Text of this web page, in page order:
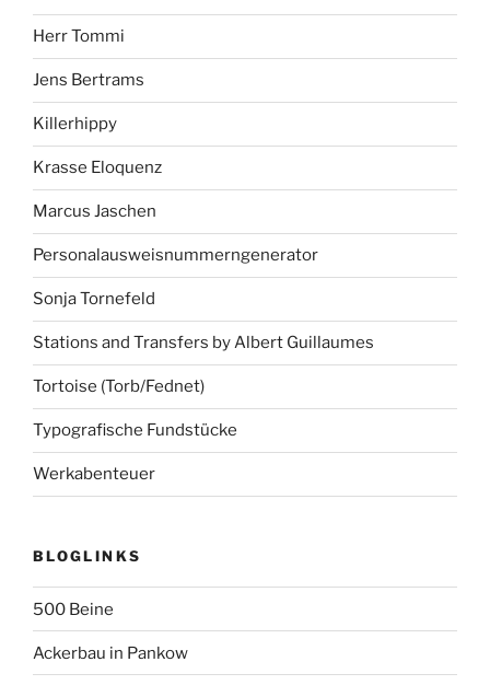
Herr Tommi
Jens Bertrams
Killerhippy
Krasse Eloquenz
Marcus Jaschen
Personalausweisnummerngenerator
Sonja Tornefeld
Stations and Transfers by Albert Guillaumes
Tortoise (Torb/Fednet)
Typografische Fundstücke
Werkabenteuer
BLOGLINKS
500 Beine
Ackerbau in Pankow